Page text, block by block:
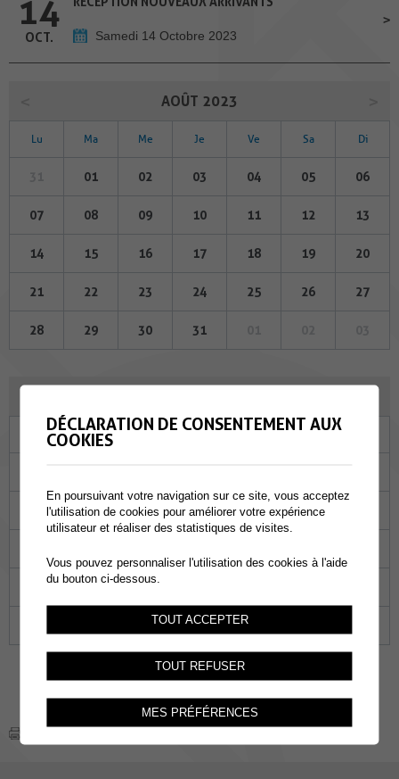
14
OCT. Samedi 14 Octobre 2023
AOÛT 2023
Lu Ma Me Je Ve Sa Di
01 02 03 04 05 06
07 08 09 10 11 12 13
14 15 16 17 18 19 20
21 22 23 24 25 26 27
28 29 30 31
Ma Me Je Ve Sa
05 06 07 08 09
19 20
28 29
DÉCLARATION DE CONSENTEMENT AUX
COOKIES
En poursuivant votre navigation sur ce site, vous acceptez
l'utilisation de cookies pour améliorer votre expérience
utilisateur et réaliser des statistiques de visites.
Vous pouvez personnaliser l'utilisation des cookies à l'aide
du bouton ci-dessous.
TOUT ACCEPTER
TOUT REFUSER
MES PRÉFÉRENCES